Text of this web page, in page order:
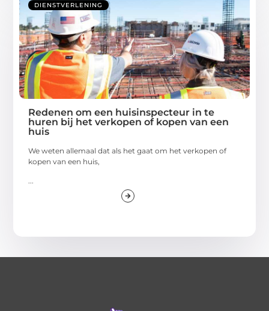
DIENSTVERLENING
Redenen om een huisinspecteur in te
huren bij het verkopen of kopen van een
huis
We weten allemaal dat als het gaat om het verkopen of
kopen van een huis,
...